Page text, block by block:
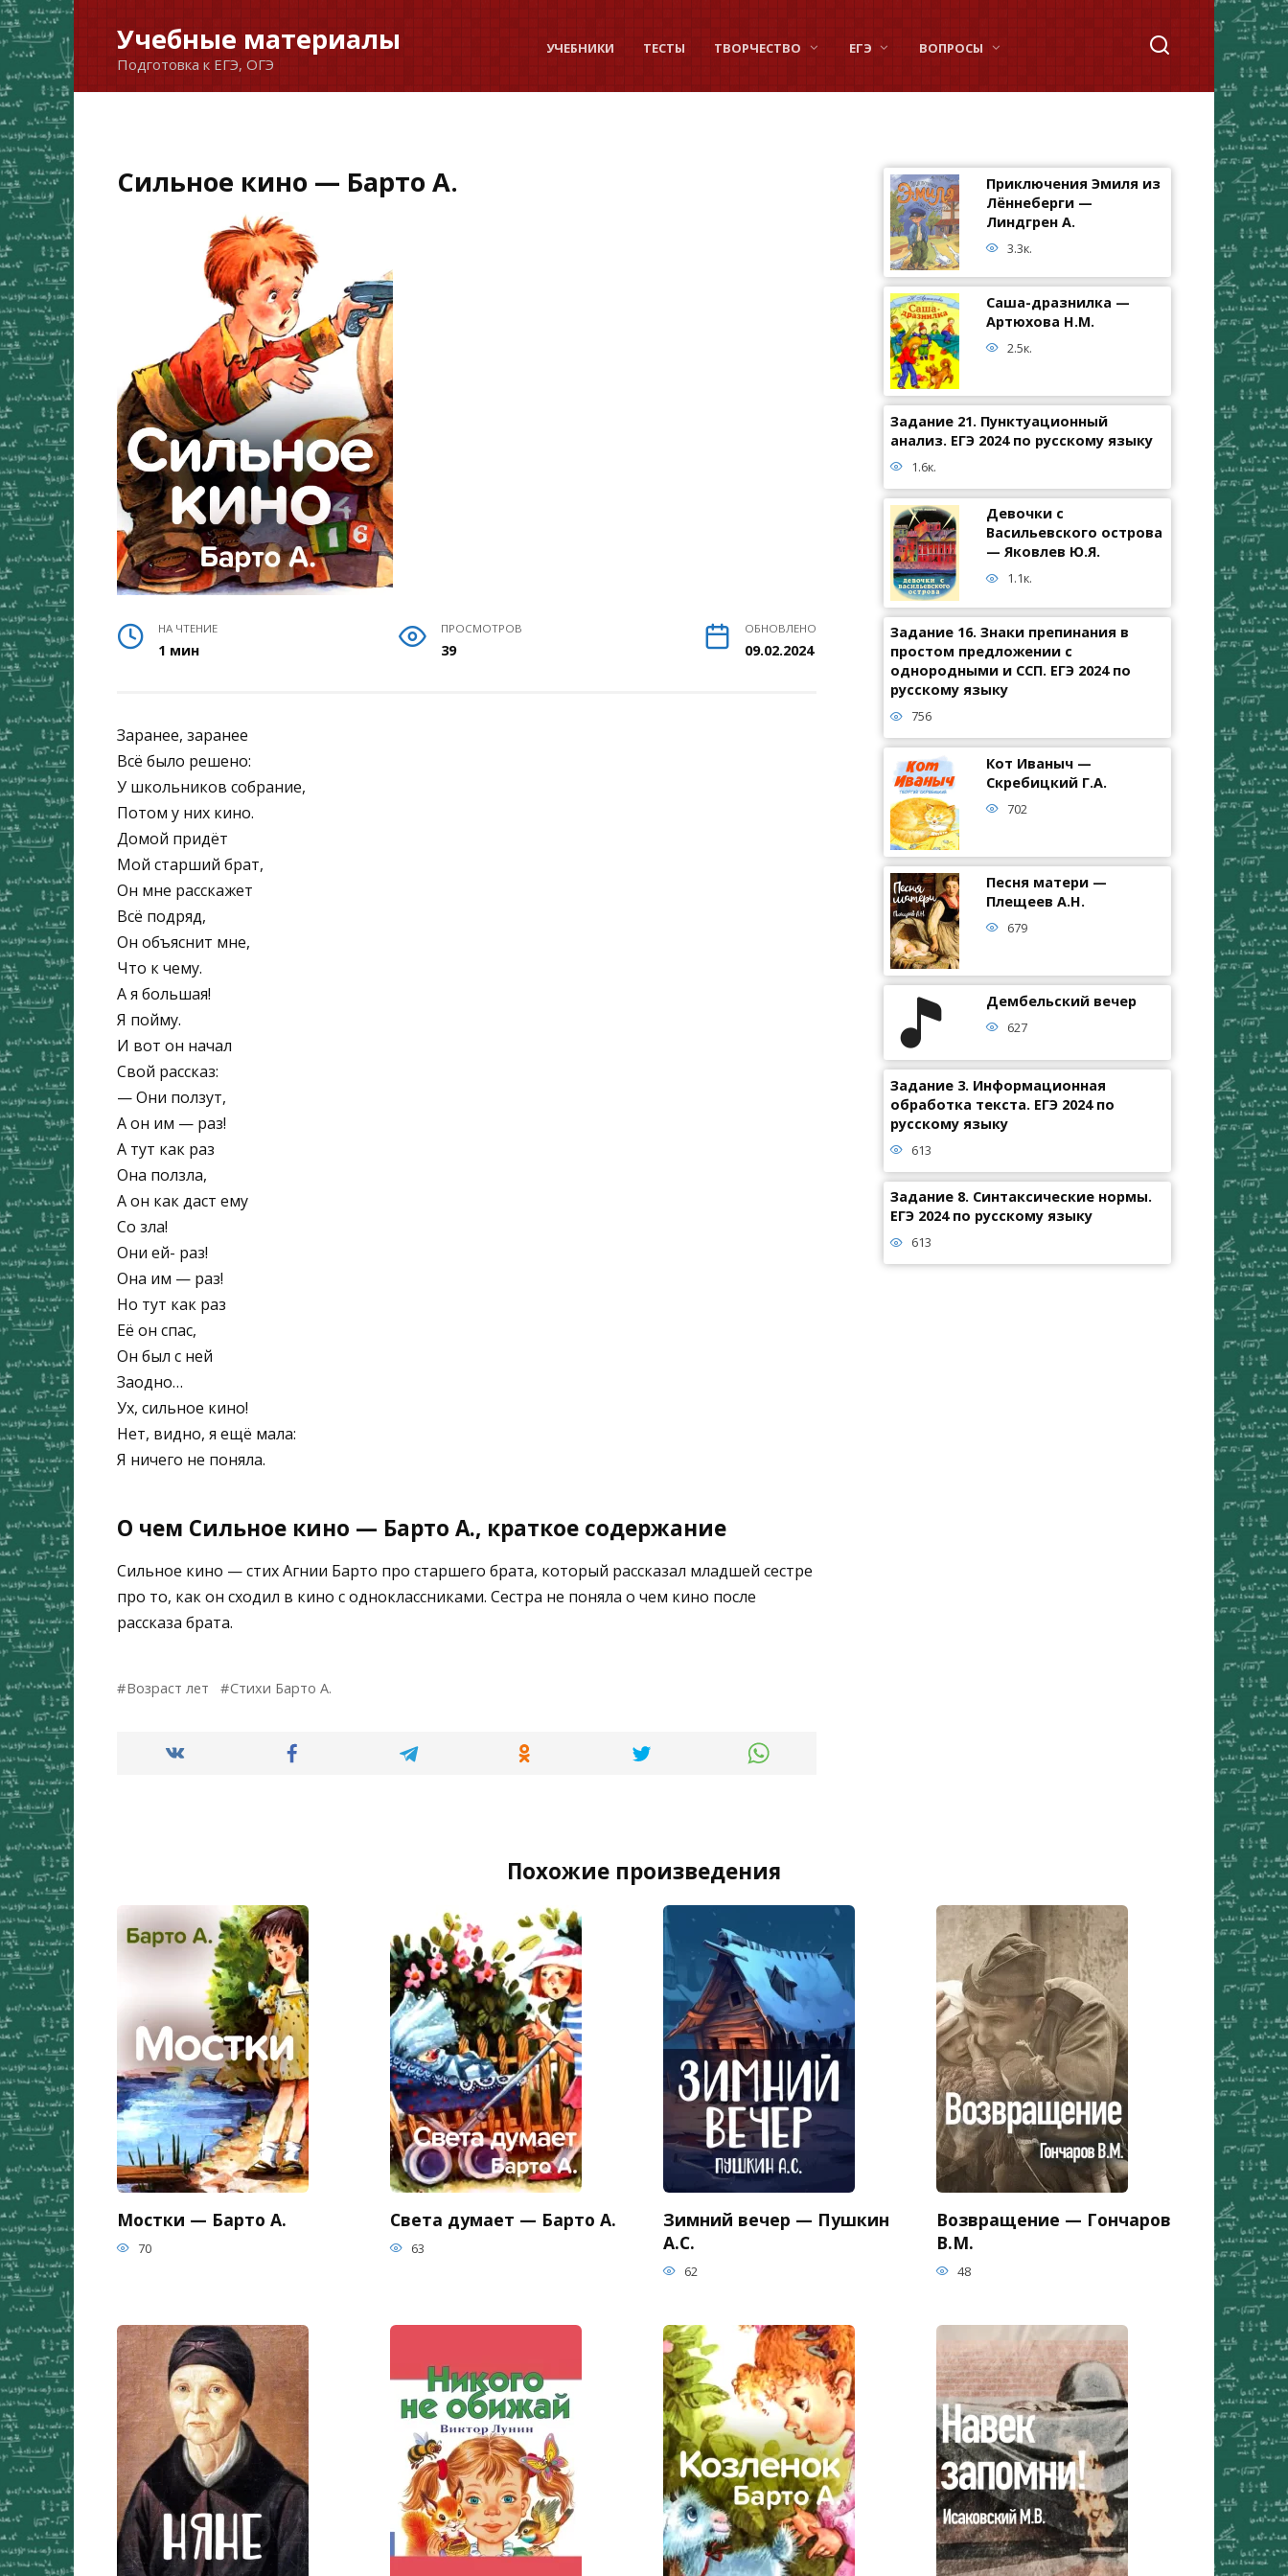
Перейти
к
содержанию
Учебные материалы
Подготовка к ЕГЭ, ОГЭ
УЧЕБНИКИ ТЕСТЫ ТВОРЧЕСТВО ЕГЭ ВОПРОСЫ
Сильное кино — Барто А.
НА ЧТЕНИЕ
1 мин
ПРОСМОТРОВ
39
ОБНОВЛЕНО
09.02.2024
Заранее, заранее
Всё было решено:
У школьников собрание,
Потом у них кино.
Домой придёт
Мой старший брат,
Он мне расскажет
Всё подряд,
Он объяснит мне,
Что к чему.
А я большая!
Я пойму.
И вот он начал
Свой рассказ:
— Они ползут,
А он им — раз!
А тут как раз
Она ползла,
А он как даст ему
Со зла!
Они ей- раз!
Она им — раз!
Но тут как раз
Её он спас,
Он был с ней
Заодно…
Ух, сильное кино!
Нет, видно, я ещё мала:
Я ничего не поняла.
О чем Сильное кино — Барто А., краткое содержание
Сильное кино — стих Агнии Барто про старшего брата, который рассказал младшей сестре
про то, как он сходил в кино с одноклассниками. Сестра не поняла о чем кино после
рассказа брата.
Возраст лет Стихи Барто А.
Приключения Эмиля из
Лённеберги —
Линдгрен А.
3.3к.
Саша-дразнилка —
Артюхова Н.М.
2.5к.
Задание 21. Пунктуационный
анализ. ЕГЭ 2024 по русскому языку
1.6к.
Девочки с
Васильевского острова
— Яковлев Ю.Я.
1.1к.
Задание 16. Знаки препинания в
простом предложении с
однородными и ССП. ЕГЭ 2024 по
русскому языку
756
Кот Иваныч —
Скребицкий Г.А.
702
Песня матери —
Плещеев А.Н.
679
Дембельский вечер
627
Задание 3. Информационная
обработка текста. ЕГЭ 2024 по
русскому языку
613
Задание 8. Синтаксические нормы.
ЕГЭ 2024 по русскому языку
613
Похожие произведения
Мостки — Барто А.
70
Света думает — Барто А.
63
Зимний вечер — Пушкин
А.С.
62
Возвращение — Гончаров
В.М.
48